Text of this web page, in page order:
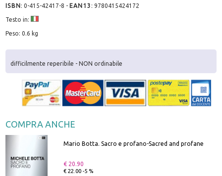
ISBN:0-415-42417-8 - EAN13 :9780415424172
Testo in:
Peso: 0.6 kg
difficilmente reperibile - NON ordinabile
COMPRA ANCHE
Mario Botta. Sacro e profano-Sacred and profane
€ 20.90
€ 22.00 -5 %